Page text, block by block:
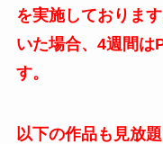
を実施しておりま
いた場合、4週間は
す。
以下の作品も見放